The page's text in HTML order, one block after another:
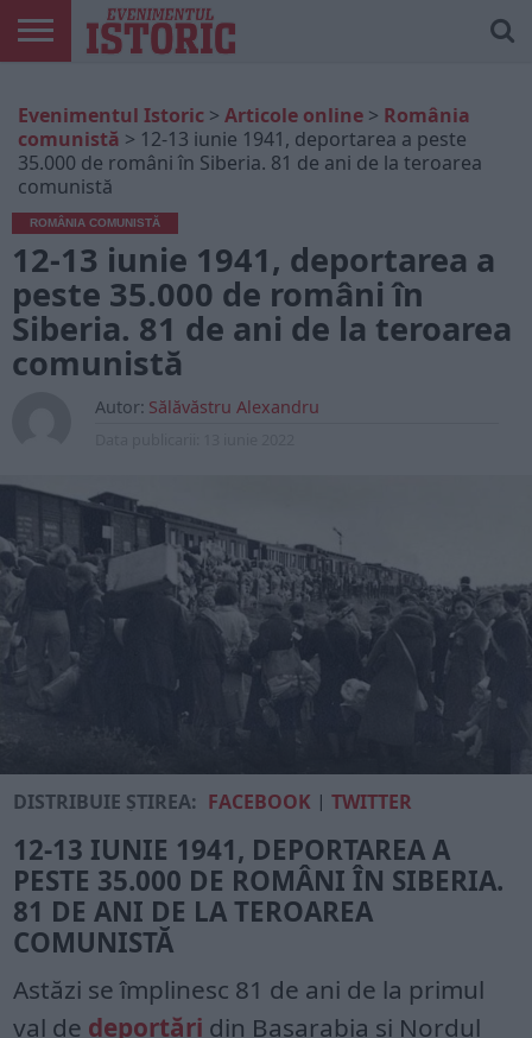
ONLINE
EDIȚII
TIPĂRITE
ISTORIC
PLAY
CONTUL
MEU
Evenimentul Istoric > Articole online > România
comunistă > 12-13 iunie 1941, deportarea a peste
35.000 de români în Siberia. 81 de ani de la teroarea
comunistă
ROMÂNIA COMUNISTĂ
12-13 iunie 1941, deportarea a
peste 35.000 de români în
Siberia. 81 de ani de la teroarea
comunistă
Autor: Sălăvăstru Alexandru
DISTRIBUIE ȘTIREA: FACEBOOK |TWITTER
12-13 IUNIE 1941, DEPORTAREA A
PESTE 35.000 DE ROMÂNI ÎN SIBERIA.
81 DE ANI DE LA TEROAREA
COMUNISTĂ
Astăzi se împlinesc 81 de ani de la primul
val de deportări din Basarabia și Nordul